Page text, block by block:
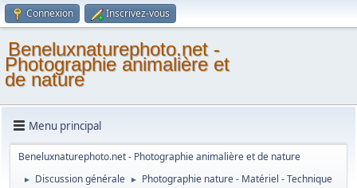
Connexion Inscrivez-vous
Beneluxnaturephoto.net -
Photographie animalière et
de nature
Menu principal
Beneluxnaturephoto.net - Photographie animalière et de nature
► Discussion générale ► Photographie nature - Matériel - Technique